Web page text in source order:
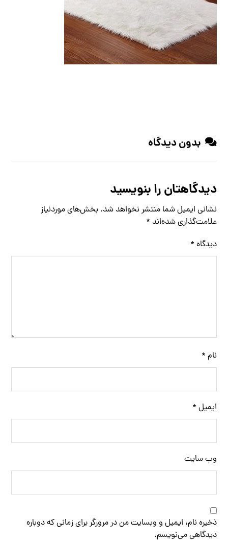
بدون دیدگاه
دیدگاهتان را بنویسید
نشانی ایمیل شما منتشر نخواهد شد. بخش‌های موردنیاز
علامت‌گذاری شده‌اند *
دیدگاه *
نام *
ایمیل *
وب‌ سایت
ذخیره نام، ایمیل و وبسایت من در مرورگر برای زمانی که دوباره
دیدگاهی می‌نویسم.